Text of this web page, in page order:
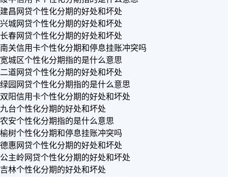
建昌网贷个性化分期的好处和坏处
兴城网贷个性化分期的好处和坏处
长春网贷个性化分期的好处和坏处
南关信用卡个性化分期和停息挂账冲突吗
宽城区个性化分期指的是什么意思
二道网贷个性化分期的好处和坏处
绿园网贷个性化分期指的是什么意思
双阳信用卡个性化分期的好处和坏处
九台个性化分期的好处和坏处
农安个性化分期指的是什么意思
榆树个性化分期和停息挂账冲突吗
德惠网贷个性化分期的好处和坏处
公主岭网贷个性化分期的好处和坏处
吉林个性化分期的好处和坏处